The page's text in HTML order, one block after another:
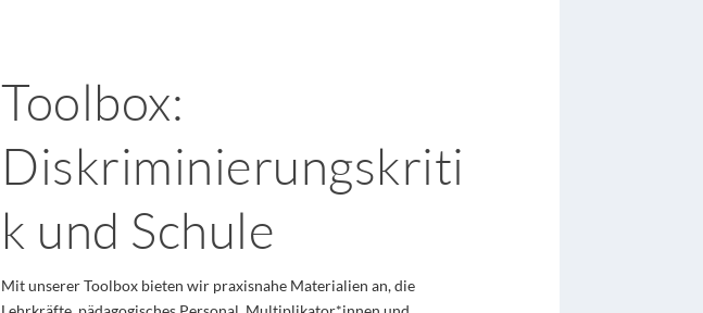
Toolbox:
Diskriminierungskriti
k und Schule
Mit unserer Toolbox bieten wir praxisnahe Materialien an, die